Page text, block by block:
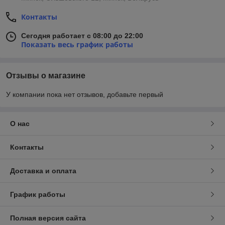
Контакты
Сегодня работает с 08:00 до 22:00
Показать весь график работы
Отзывы о магазине
У компании пока нет отзывов, добавьте первый
О нас
Контакты
Доставка и оплата
График работы
Полная версия сайта